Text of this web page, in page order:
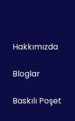
Hakkımızda
Bloglar
Baskılı Poşet